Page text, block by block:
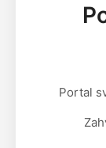
Portal